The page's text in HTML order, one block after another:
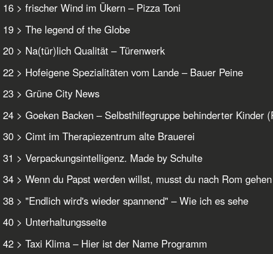
16 > frischer Wind im Ükern – Pizza Toni
19 > The legend of the Globe
20 > Na(tür)lich Qualität – Türenwerk
22 > Hofeigene Spezialitäten vom Lande – Bauer Peine
23 > Grüne City News
24 > Goeken Backen – Selbsthilfegruppe behinderter Kinder
30 > Cimt im Therapiezentrum alte Brauerei
31 > Verpackungsintelligenz. Made by Schulte
34 > Wenn du Papst werden willst, musst du nach Rom
38 > "Endlich wird's wieder spannend" – Wie ich es sehe
40 > Unterhaltungsseite
42 > Taxi Klima – Hier ist der Name Programm